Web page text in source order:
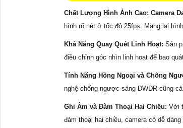
Chất Lượng Hình Ảnh Cao: Camera
hình rõ nét ở tốc độ 25fps. Mang lại
Khả Năng Quay Quét Linh Hoạt: Sản
điều chỉnh góc nhìn linh hoạt để bao
Tính Năng Hồng Ngoại và Chống
nghệ chống ngược sáng DWDR cũng
Ghi Âm và Đàm Thoại Hai Chiều: Với
đàm thoại hai chiều, camera có dễ